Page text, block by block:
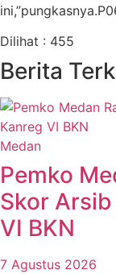
Dilihat : 455
Berita
Medan
Pemko
Skor
VI BKN
7 Agustus 2026